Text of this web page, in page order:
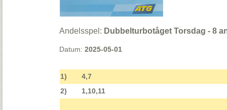
Andelsspel: Dubbelturbotåget Torsdag - 8
Datum:2025-05-01
1)
4,7
2)
1,10,11